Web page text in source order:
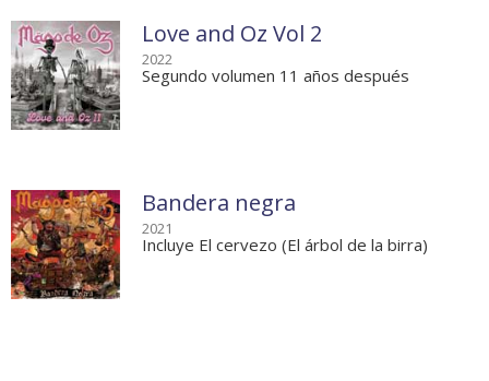
Love and Oz Vol 2
2022
Segundo volumen 11 años después
Bandera negra
2021
Incluye El cervezo (El árbol de la birra)